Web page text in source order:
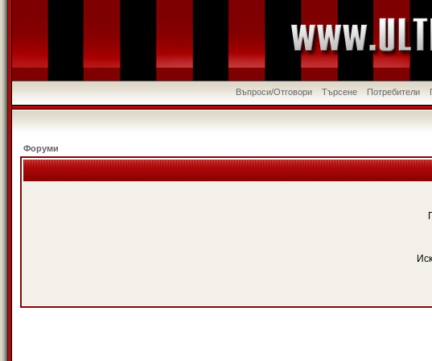
Въпроси/Отговори Търсене Потребители
Форуми